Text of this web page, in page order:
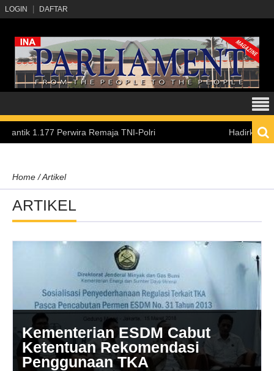
LOGIN DAFTAR
Remaja TNI-Polri Hadirkan Pengalaman
Home /Artikel
ARTIKEL
Kementerian ESDM Cabut
Ketentuan Rekomendasi
Penggunaan TKA